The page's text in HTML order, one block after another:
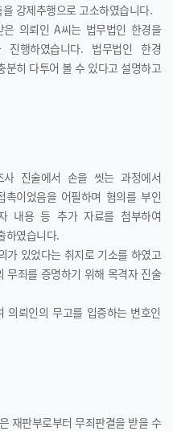
강제추행으로 고소하였습니다.
의뢰인 A씨는 법무법인 한경을
행하였습니다. 법무법인 한경
히 다투어 볼 수 있다고 설명하고
사 진술에서 손을 씻는 과정에서
이었음을 어필하며 혐의를 부인
내용 등 추가 자료를 첨부하여
하였습니다.
가 있었다는 취지로 기소를 하였고
무죄를 증명하기 위해 목격자 진술
뢰인의 무고를 입증하는 변호인
재판부로부터 무죄판결을 받을 수